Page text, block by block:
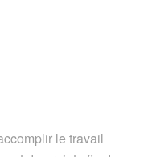
le travail